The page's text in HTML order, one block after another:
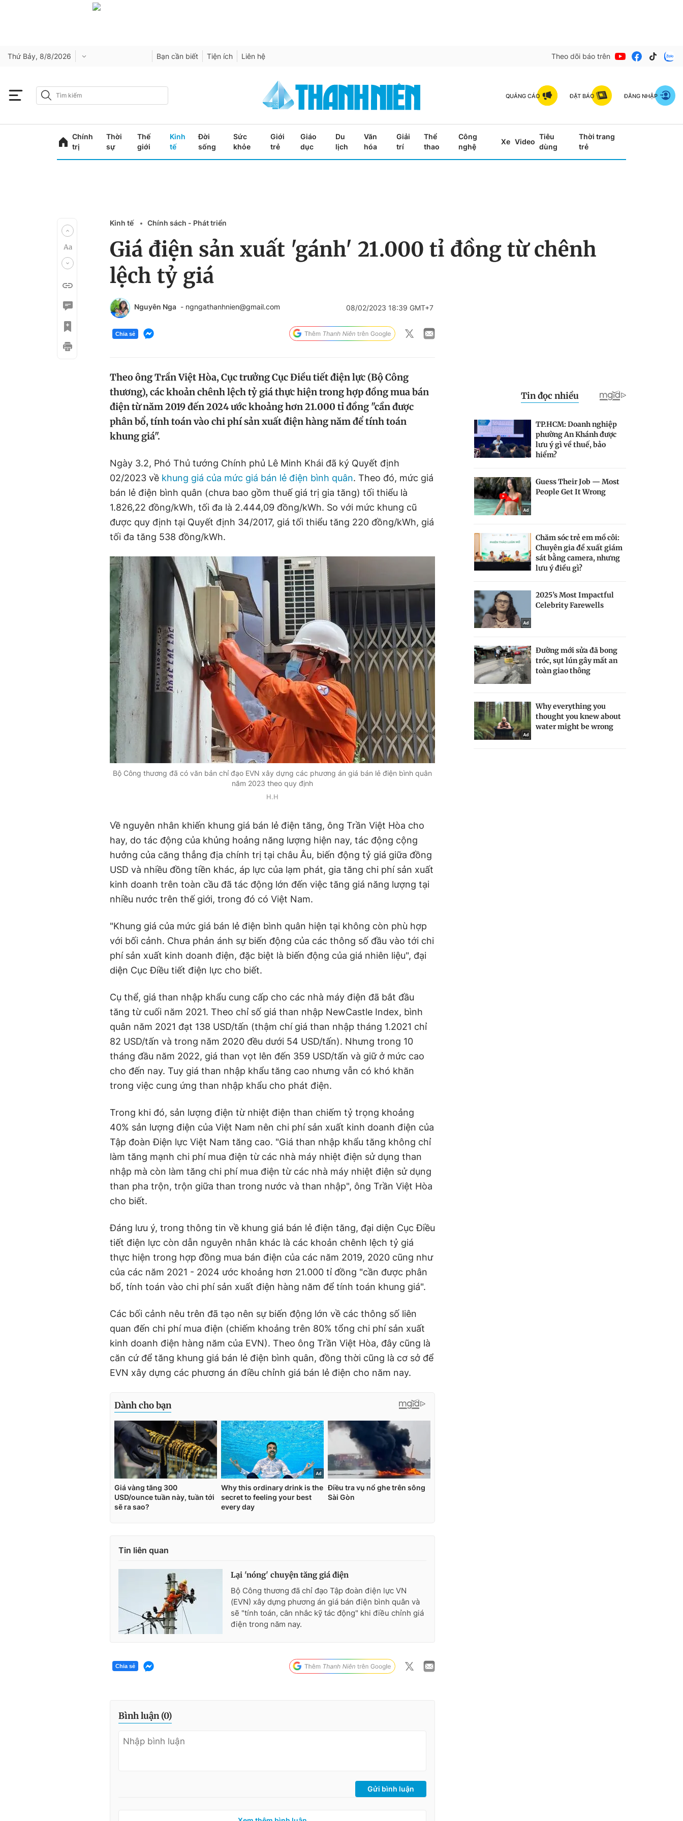
Thứ Bảy, 8/8/2026 Bạn cần biết Tiện ích Liên hệ Theo dõi báo trên
QUẢNG CÁO ĐẶT BÁO ĐĂNG NHẬP
Chính
trị
Thời
sự
Thế
giới
Kinh
tế
Đời
sống
Sức
khỏe
Giới
trẻ
Giáo
dục
Du
lịch
Văn
hóa
Giải
trí
Thể
thao
Công
nghệ
Xe Video
Tiêu
dùng
Thời trang
trẻ
Kinh tế Chính sách - Phát triển
Giá điện sản xuất 'gánh' 21.000 tỉ đồng từ chênh
lệch tỷ giá
Nguyên Nga - ngngathanhnien@gmail.com 08/02/2023 18:39 GMT+7
Chia sẻ
Theo ông Trần Việt Hòa, Cục trưởng Cục Điều tiết điện lực (Bộ Công
thương), các khoản chênh lệch tỷ giá thực hiện trong hợp đồng mua bán
điện từ năm 2019 đến 2024 ước khoảng hơn 21.000 tỉ đồng "cần được
phân bổ, tính toán vào chi phí sản xuất điện hàng năm để tính toán
khung giá".
Ngày 3.2, Phó Thủ tướng Chính phủ Lê Minh Khái đã ký Quyết định
02/2023 về khung giá của mức giá bán lẻ điện bình quân. Theo đó, mức giá
bán lẻ điện bình quân (chưa bao gồm thuế giá trị gia tăng) tối thiểu là
1.826,22 đồng/kWh, tối đa là 2.444,09 đồng/kWh. So với mức khung cũ
được quy định tại Quyết định 34/2017, giá tối thiểu tăng 220 đồng/kWh, giá
tối đa tăng 538 đồng/kWh.
Bộ Công thương đã có văn bản chỉ đạo EVN xây dựng các phương án giá bán lẻ điện bình quân
năm 2023 theo quy định
H.H
Về nguyên nhân khiến khung giá bán lẻ điện tăng, ông Trần Việt Hòa cho
hay, do tác động của khủng hoảng năng lượng hiện nay, tác động cộng
hưởng của căng thẳng địa chính trị tại châu Âu, biến động tỷ giá giữa đồng
USD và nhiều đồng tiền khác, áp lực của lạm phát, gia tăng chi phí sản xuất
kinh doanh trên toàn cầu đã tác động lớn đến việc tăng giá năng lượng tại
nhiều nước trên thế giới, trong đó có Việt Nam.
"Khung giá của mức giá bán lẻ điện bình quân hiện tại không còn phù hợp
với bối cảnh. Chưa phản ánh sự biến động của các thông số đầu vào tới chi
phí sản xuất kinh doanh điện, đặc biệt là biến động của giá nhiên liệu", đại
diện Cục Điều tiết điện lực cho biết.
Cụ thể, giá than nhập khẩu cung cấp cho các nhà máy điện đã bắt đầu
tăng từ cuối năm 2021. Theo chỉ số giá than nhập NewCastle Index, bình
quân năm 2021 đạt 138 USD/tấn (thậm chí giá than nhập tháng 1.2021 chỉ
82 USD/tấn và trong năm 2020 đều dưới 54 USD/tấn). Nhưng trong 10
tháng đầu năm 2022, giá than vọt lên đến 359 USD/tấn và giữ ở mức cao
cho đến nay. Tuy giá than nhập khẩu tăng cao nhưng vẫn có khó khăn
trong việc cung ứng than nhập khẩu cho phát điện.
Trong khi đó, sản lượng điện từ nhiệt điện than chiếm tỷ trọng khoảng
40% sản lượng điện của Việt Nam nên chi phí sản xuất kinh doanh điện của
Tập đoàn Điện lực Việt Nam tăng cao. "Giá than nhập khẩu tăng không chỉ
làm tăng mạnh chi phí mua điện từ các nhà máy nhiệt điện sử dụng than
nhập mà còn làm tăng chi phí mua điện từ các nhà máy nhiệt điện sử dụng
than pha trộn, trộn giữa than trong nước và than nhập", ông Trần Việt Hòa
cho biết.
Đáng lưu ý, trong thông tin về khung giá bán lẻ điện tăng, đại diện Cục Điều
tiết điện lực còn dẫn nguyên nhân khác là các khoản chênh lệch tỷ giá
thực hiện trong hợp đồng mua bán điện của các năm 2019, 2020 cũng như
của các năm 2021 - 2024 ước khoảng hơn 21.000 tỉ đồng "cần được phân
bổ, tính toán vào chi phí sản xuất điện hàng năm để tính toán khung giá".
Các bối cảnh nêu trên đã tạo nên sự biến động lớn về các thông số liên
quan đến chi phí mua điện (chiếm khoảng trên 80% tổng chi phí sản xuất
kinh doanh điện hàng năm của EVN). Theo ông Trần Việt Hòa, đây cũng là
căn cứ để tăng khung giá bán lẻ điện bình quân, đồng thời cũng là cơ sở để
EVN xây dựng các phương án điều chỉnh giá bán lẻ điện cho năm nay.
Tin liên quan
Lại 'nóng' chuyện tăng giá điện
Bộ Công thương đã chỉ đạo Tập đoàn điện lực VN
(EVN) xây dựng phương án giá bán điện bình quân và
sẽ "tính toán, cân nhắc kỹ tác động" khi điều chỉnh giá
điện trong năm nay.
Chia sẻ
Bình luận (0)
Gửi bình luận